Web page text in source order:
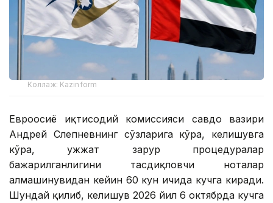
Коллаж: Kazinform
Евроосиё иқтисодий комиссияси савдо вазири
Андрей Слепневнинг сўзларига кўра, келишувга
кўра, ҳужжат зарур процедуралар
бажарилганлигини тасдиқловчи ноталар
алмашинувидан кейин 60 кун ичида кучга киради.
Шундай қилиб, келишув 2026 йил 6 октябрда кучга